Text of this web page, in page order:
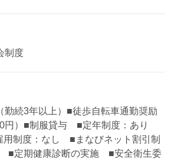
制度
続3年以上）■徒歩自転車通勤奨励
円）■制服貸与 ■定年制度：あり
用制度：なし ■まなびネット割引制
定期健康診断の実施 ■安全衛生委